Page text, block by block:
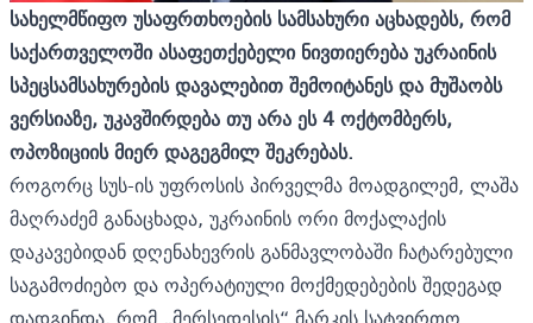
სახელმწიფო უსაფრთხოების სამსახური აცხადებს, რომ
საქართველოში ასაფეთქებელი ნივთიერება უკრაინის
სპეცსამსახურების დავალებით შემოიტანეს და მუშაობს
ვერსიაზე, უკავშირდება თუ არა ეს 4 ოქტომბერს,
ოპოზიციის მიერ დაგეგმილ შეკრებას.
როგორც სუს-ის უფროსის პირველმა მოადგილემ, ლაშა
მაღრაძემ განაცხადა, უკრაინის ორი მოქალაქის
დაკავებიდან დღენახევრის განმავლობაში ჩატარებული
საგამოძიებო და ოპერატიული მოქმედებების შედეგად